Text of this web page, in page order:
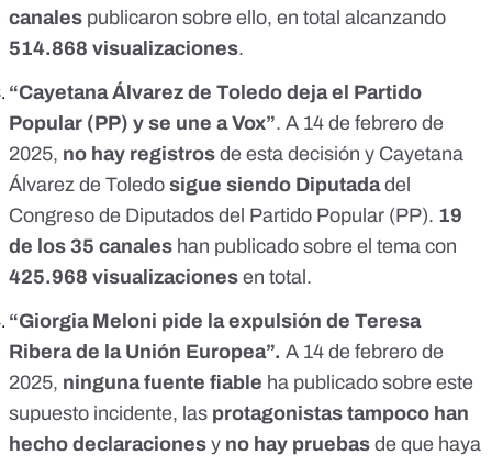
canales publicaron sobre ello, en total alcanzando
514.868 visualizaciones.
“Cayetana Álvarez de Toledo deja el Partido
Popular (PP) y se une a Vox”. A 14 de febrero de
2025, no hay registros de esta decisión y Cayetana
Álvarez de Toledo sigue siendo Diputadadel
Congreso de Diputados del Partido Popular (PP). 19
de los 35 canales han publicado sobre el tema con
425.968 visualizaciones en total.
“Giorgia Meloni pide la expulsión de Teresa
Ribera de la Unión Europea”. A 14 de febrero de
2025, ninguna fuente fiable ha publicado sobre este
supuesto incidente, las protagonistas tampoco han
hecho declaraciones y no hay pruebas de que haya